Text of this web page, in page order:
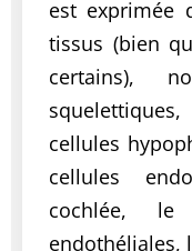
est exprimée
tissus (bien
certains),
cellules
cellules
cochlée, le
endothéliales,